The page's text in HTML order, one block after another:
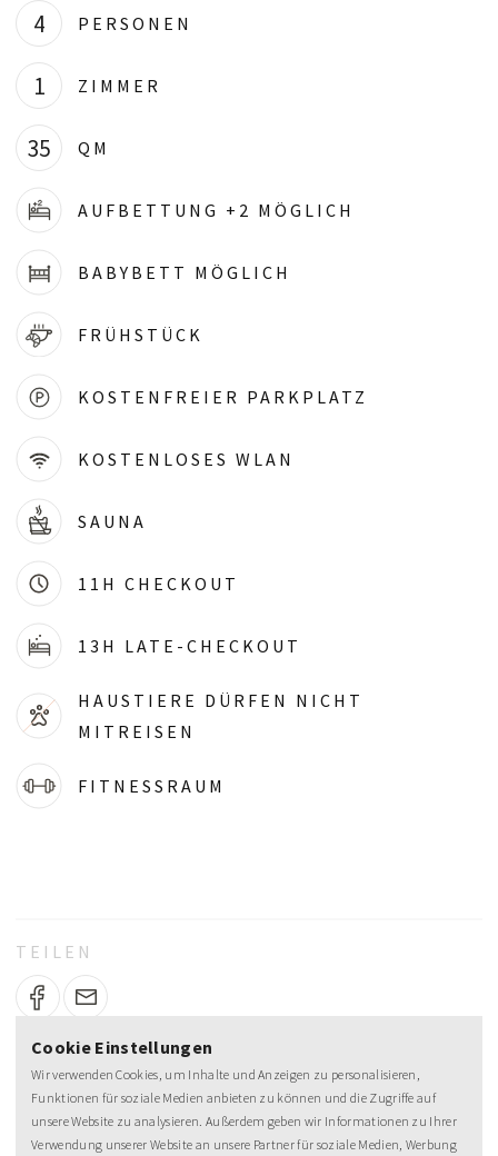
4 PERSONEN
1 ZIMMER
35 QM
AUFBETTUNG +2 MÖGLICH
BABYBETT MÖGLICH
FRÜHSTÜCK
KOSTENFREIER PARKPLATZ
KOSTENLOSES WLAN
SAUNA
11H CHECKOUT
13H LATE-CHECKOUT
HAUSTIERE DÜRFEN NICHT
MITREISEN
FITNESSRAUM
TEILEN
Cookie Einstellungen
Wir verwenden Cookies, um Inhalte und Anzeigen zu personalisieren,
Funktionen für soziale Medien anbieten zu können und die Zugriffe auf
unsere Website zu analysieren. Außerdem geben wir Informationen zu Ihrer
Verwendung unserer Website an unsere Partner für soziale Medien, Werbung